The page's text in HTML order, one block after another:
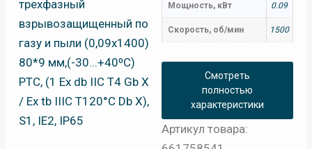
Мощность, кВт 0.09
Скорость, об/мин 1500
Смотреть
полностью
характеристики
Артикул товара: